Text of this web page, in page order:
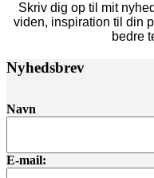
Skriv dig op til mit
viden, inspiration til din
bedre
Nyhedsbrev
Navn
E-mail: